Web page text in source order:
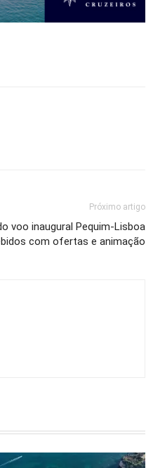
Próximo artigo
voo inaugural Pequim-Lisboa
com ofertas e animação